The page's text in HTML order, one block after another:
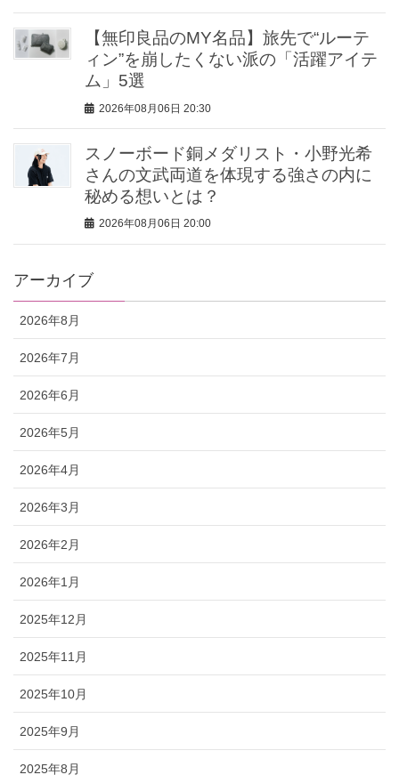
【無印良品のMY名品】旅先で“ルーテ
ィン”を崩したくない派の「活躍アイテ
ム」5選
2026年08月06日 20:30
スノーボード銅メダリスト・小野光希
さんの文武両道を体現する強さの内に
秘める想いとは？
2026年08月06日 20:00
アーカイブ
2026年8月
2026年7月
2026年6月
2026年5月
2026年4月
2026年3月
2026年2月
2026年1月
2025年12月
2025年11月
2025年10月
2025年9月
2025年8月